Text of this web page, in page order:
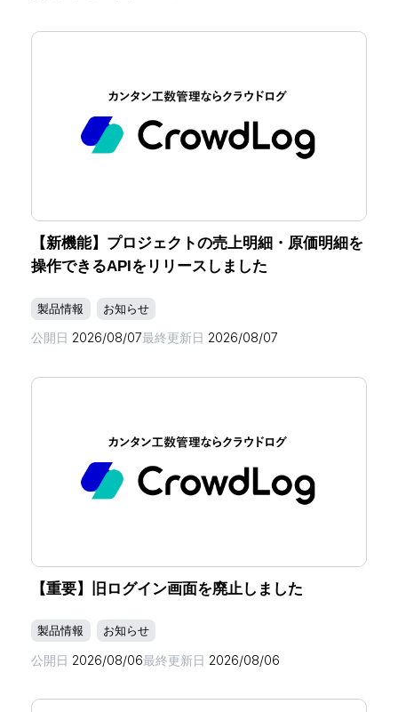
【新機能】プロジェクトの売上明細・原価明細を
操作できるAPIをリリースしました
製品情報 お知らせ
公開日 2026/08/07最終更新日 2026/08/07
【重要】旧ログイン画面を廃止しました
製品情報 お知らせ
公開日 2026/08/06最終更新日 2026/08/06